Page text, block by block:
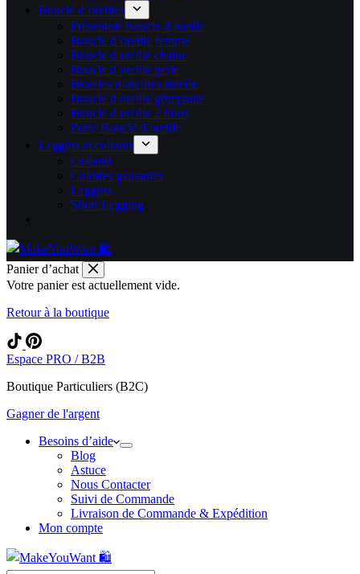
Boucle d’oreilles
Présentoir Boucle d oreille
Boucle d’oreille femme
Boucle d oreille chaine
Boucle d oreille perle
Boucles d oreilles mariée
Boucle d oreille grimpante
Boucle d oreille 2 trous
Porte Boucle d oreille
Leggins et collants
Collants
Culottes gainantes
Leggins
Short Legging
Panier d’achat
Votre panier est actuellement vide.
Retour à la boutique
Espace PRO / B2B
Boutique Particuliers (B2C)
Gagner de l'argent
Besoins d’aide
Blog
Astuce
Nous Contacter
Suivi de Commande
Livraison de Commande & Expédition
Mon compte